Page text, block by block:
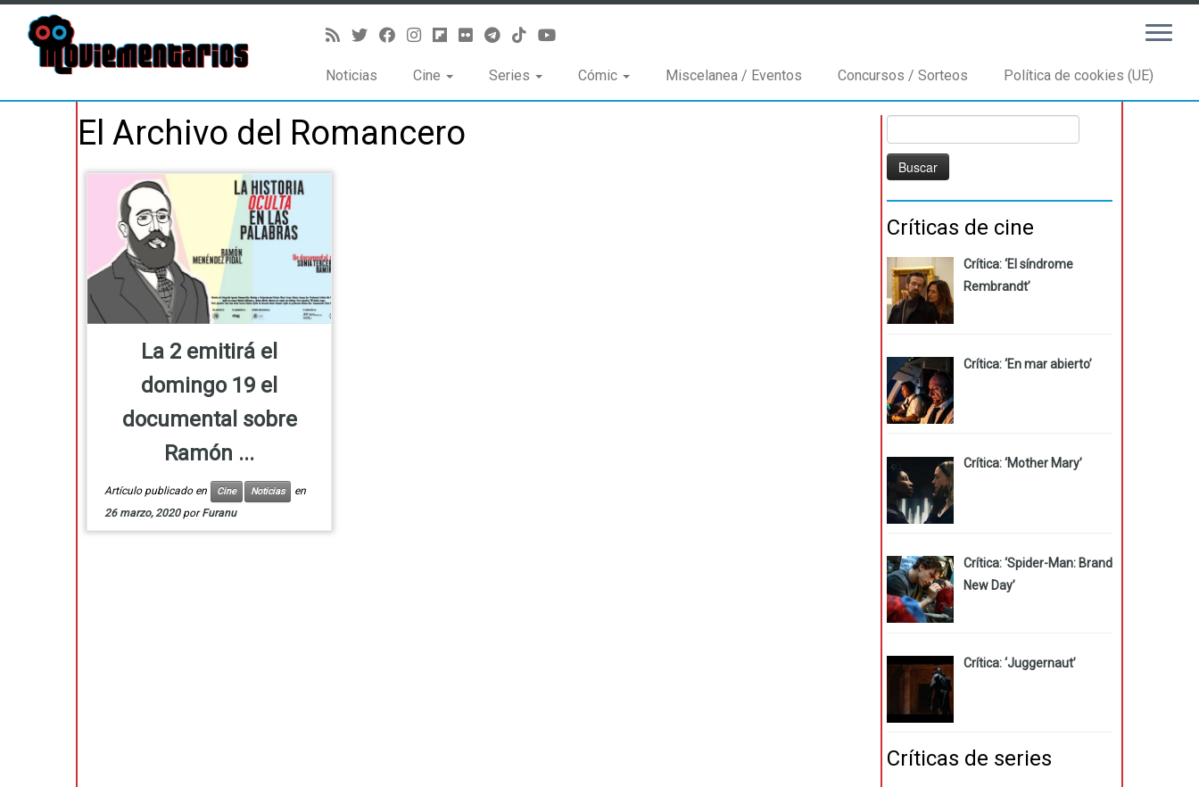
Noticias Cine Series Cómic Miscelanea / Eventos Concursos / Sorteos Política de cookies (UE)
El Archivo del Romancero
La 2 emitirá el
domingo 19 el
documental sobre
Ramón ...
Artículo publicado en Cine Noticias
en
26 marzo, 2020 porFuranu
Críticas de cine
Crítica: ‘El síndrome
Rembrandt’
Crítica: ‘En mar abierto’
Crítica: ‘Mother Mary’
Crítica: ‘Spider-Man: Brand
New Day’
Crítica: ‘Juggernaut’
Críticas de series